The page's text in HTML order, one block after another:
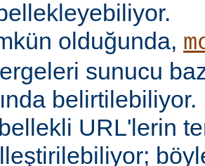
olduğunda,
sunucu
belirtilebiliyor.
URL'lerin